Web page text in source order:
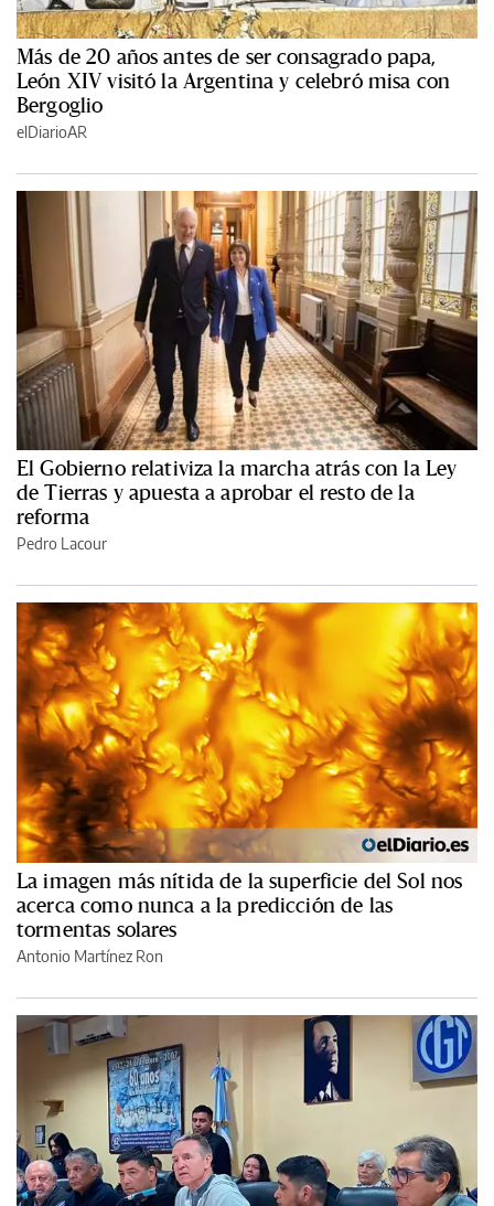
Más de 20 años antes de ser consagrado papa,
León XIV visitó la Argentina y celebró misa con
Bergoglio
elDiarioAR
El Gobierno relativiza la marcha atrás con la Ley
de Tierras y apuesta a aprobar el resto de la
reforma
Pedro Lacour
La imagen más nítida de la superficie del Sol nos
acerca como nunca a la predicción de las
tormentas solares
Antonio Martínez Ron